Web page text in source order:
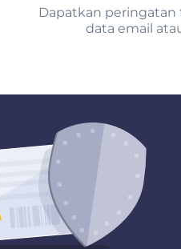
Dapatkan
data email